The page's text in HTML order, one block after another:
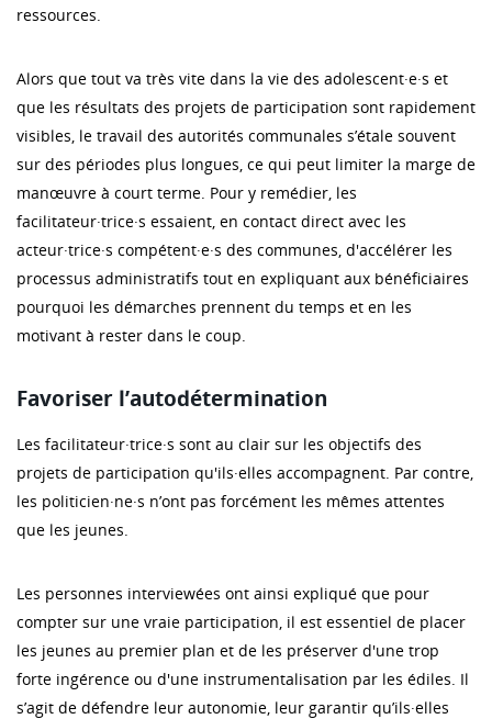
ressources.
Alors que tout va très vite dans la vie des adolescent·e·s et
que les résultats des projets de participation sont rapidement
visibles, le travail des autorités communales s’étale souvent
sur des périodes plus longues, ce qui peut limiter la marge de
manœuvre à court terme. Pour y remédier, les
facilitateur·trice·s essaient, en contact direct avec les
acteur·trice·s compétent·e·s des communes, d'accélérer les
processus administratifs tout en expliquant aux bénéficiaires
pourquoi les démarches prennent du temps et en les
motivant à rester dans le coup.
Favoriser l’autodétermination
Les facilitateur·trice·s sont au clair sur les objectifs des
projets de participation qu'ils·elles accompagnent. Par contre,
les politicien·ne·s n’ont pas forcément les mêmes attentes
que les jeunes.
Les personnes interviewées ont ainsi expliqué que pour
compter sur une vraie participation, il est essentiel de placer
les jeunes au premier plan et de les préserver d'une trop
forte ingérence ou d'une instrumentalisation par les édiles. Il
s’agit de défendre leur autonomie, leur garantir qu’ils·elles